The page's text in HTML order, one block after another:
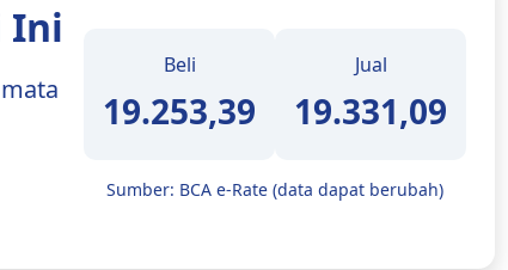
Ini
Beli
19.253,39
Jual
19.331,09
Sumber: BCA e-Rate (data dapat berubah)